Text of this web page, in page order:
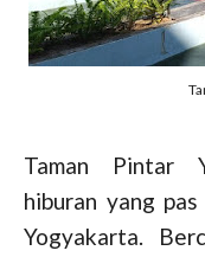
Taman Pintar
hiburan yang
Yogyakarta.